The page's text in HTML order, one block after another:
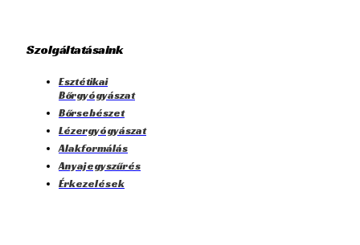
Szolgáltatásaink
Esztétikai
Bőrgyógyászat
Bőrsebészet
Lézergyógyászat
Alakformálás
Anyajegyszűrés
Érkezelések